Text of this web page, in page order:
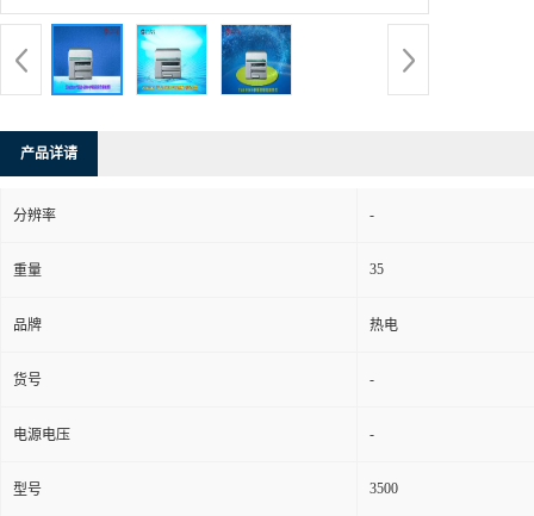
产品详请
分辨率 -
重量 35
品牌 热电
货号 -
电源电压 -
型号 3500